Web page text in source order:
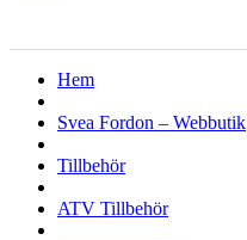
Hem
Svea Fordon – Webbutik
Tillbehör
ATV Tillbehör